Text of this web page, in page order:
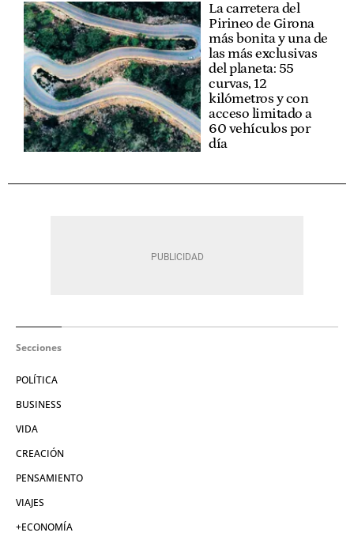
La carretera del
Pirineo de Girona
más bonita y una de
las más exclusivas
del planeta: 55
curvas, 12
kilómetros y con
acceso limitado a
60 vehículos por
día
Secciones
POLÍTICA
BUSINESS
VIDA
CREACIÓN
PENSAMIENTO
VIAJES
+ECONOMÍA